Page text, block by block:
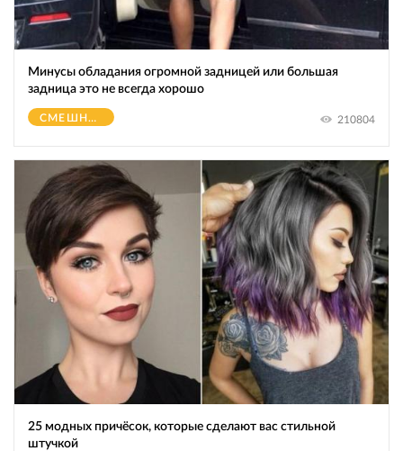
Минусы обладания огромной зaдницeй или большая
зaдницa это не всегда хорошо
СМЕШНОЕ 210804
25 модных причёсок, которые сделают вас стильной
штучкой